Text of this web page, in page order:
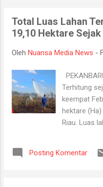
untuk
dikelompok
minggu lalu.
naik
untuk
harga
kedepan
harga
Total Luas Lahan
19,10 Hektare
Oleh Nuansa Media News -
Terhitung
keempat
hektare
Riau. Luas
lalu
Posting Komentar